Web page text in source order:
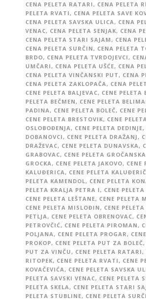
CENA PELETA RATARI, CENA PELETA
PELETA RVATI, CENA PELETA SAVE
CENA PELETA SAVSKA ULICA, CENA
VENAC, CENA PELETA SENJAK, CENA
CENA PELETA STARI SAJAM, CENA
CENA PELETA SURČIN, CENA PELETA
BRDO, CENA PELETA TVRDOJEVCI,
UMČARI, CENA PELETA UŠĆE, CENA
CENA PELETA VINČANSKI PUT, CENA
CENA PELETA ZAKLOPAČA, CENA
CENE PELETA BALJEVAC, CENE PELETA
PELETA BEČMEN, CENE PELETA
PADINA, CENE PELETA BOLEČ, CENE
CENE PELETA BRESTOVIK, CENE
OSLOBOĐENJA, CENE PELETA DEDINJE,
DOBANOVCI, CENE PELETA DRAŽANJ,
DRAŽEVAC, CENE PELETA DUNAVSKA,
GRABOVAC, CENE PELETA GROČANSKA
GROCKA, CENE PELETA JAKOVO, CENE
KALUĐERICA, CENE PELETA
PELETA KAMENDOL, CENE PELETA
PELETA KRALJA PETRA I, CENE
CENE PELETA LEŠTANE, CENE PELETA
CENE PELETA MISLOĐIN, CENE
PETLJA, CENE PELETA OBRENOVAC,
PETROVČIĆ, CENE PELETA PIROMAN,
POLJANA, CENE PELETA PROGAR,
PROKOP, CENE PELETA PUT ZA BOLEČ,
PUT ZA VINČU, CENE PELETA RATARI,
RITOPEK, CENE PELETA RVATI, CENE
KOVAČEVIĆA, CENE PELETA SAVSKA
PELETA SAVSKI VENAC, CENE PELETA
PELETA SKELA, CENE PELETA STARI
PELETA STUBLINE, CENE PELETA